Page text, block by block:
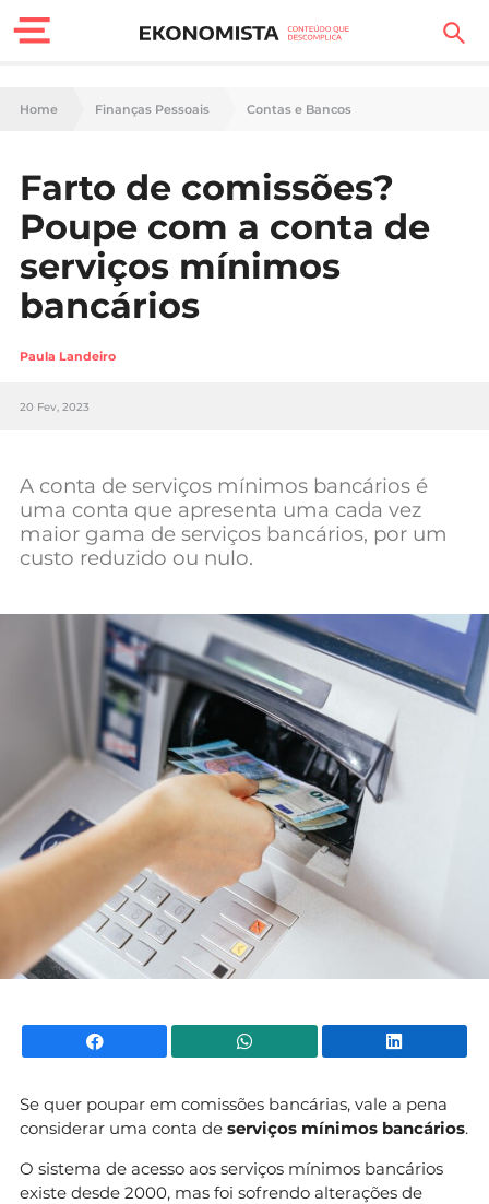
Finanças Pessoais
Carreira
Casa
Lifestyle
Sociedade
Tecnologia
Negócios
Mundial 2026
Home Finanças Pessoais Contas e Bancos
Farto de comissões?
Poupe com a conta de
serviços mínimos
bancários
Paula Landeiro
20 Fev, 2023
A conta de serviços mínimos bancários é
uma conta que apresenta uma cada vez
maior gama de serviços bancários, por um
custo reduzido ou nulo.
Facebook WhatsApp
Se quer poupar em comissões bancárias, vale a pena
considerar uma conta de serviços mínimos bancários.
O sistema de acesso aos serviços mínimos bancários
existe desde 2000, mas foi sofrendo alterações de